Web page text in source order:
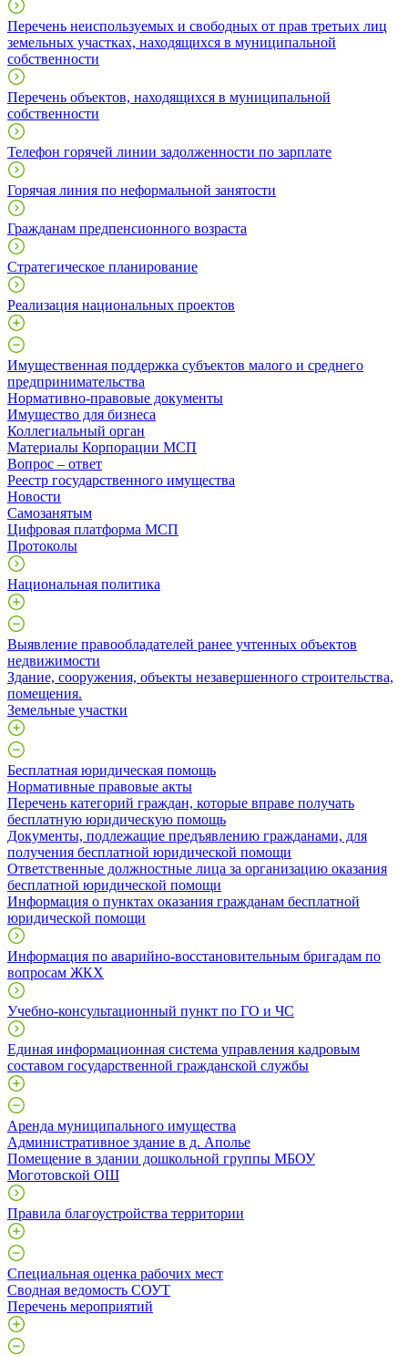
Перечень неиспользуемых и свободных от прав третьих лиц
земельных участках, находящихся в муниципальной
собственности
Перечень объектов, находящихся в муниципальной
собственности
Телефон горячей линии задолженности по зарплате
Горячая линия по неформальной занятости
Гражданам предпенсионного возраста
Стратегическое планирование
Реализация национальных проектов
Имущественная поддержка субъектов малого и среднего
предпринимательства
Нормативно-правовые документы
Имущество для бизнеса
Коллегиальный орган
Материалы Корпорации МСП
Вопрос – ответ
Реестр государственного имущества
Новости
Самозанятым
Цифровая платформа МСП
Протоколы
Национальная политика
Выявление правообладателей ранее учтенных объектов
недвижимости
​Здание, сооружения, объекты незавершенного строительства,
помещения.
Земельные участки
Бесплатная юридическая помощь
Нормативные правовые акты
Перечень категорий граждан, которые вправе получать
бесплатную юридическую помощь
Документы, подлежащие предъявлению гражданами, для
получения бесплатной юридической помощи
Ответственные должностные лица за организацию оказания
бесплатной юридической помощи
Информация о пунктах оказания гражданам бесплатной
юридической помощи
Информация по аварийно-восстановительным бригадам по
вопросам ЖКХ
Учебно-консультационный пункт по ГО и ЧС
Единая информационная система управления кадровым
составом государственной гражданской службы
Аренда муниципального имущества
Административное здание в д. Аполье
Помещение в здании дошкольной группы МБОУ
Моготовской ОШ
Правила благоустройства территории
Специальная оценка рабочих мест
Сводная ведомость СОУТ
Перечень мероприятий